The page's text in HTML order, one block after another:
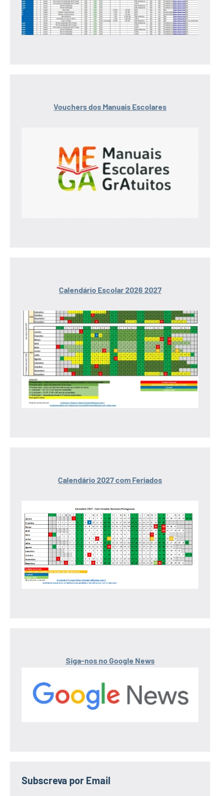
Vouchers dos Manuais Escolares
Calendário Escolar 2026 2027
Calendário 2027 com Feriados
Siga-nos no Google News
Subscreva por Email